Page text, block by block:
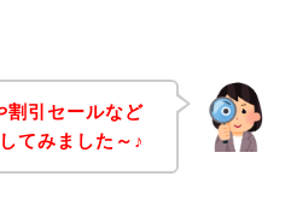
割引セールなど
てみました～♪